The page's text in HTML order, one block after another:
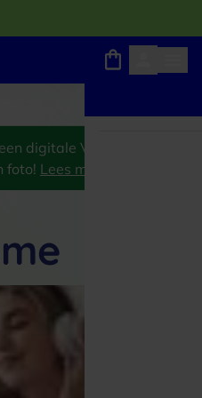
digitale VVV
foto! Lees meer